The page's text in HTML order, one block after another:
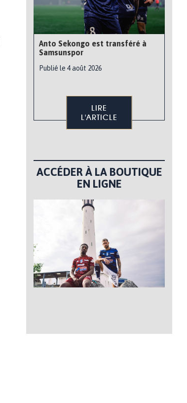
Anto Sekongo est transféré à
Samsunspor
Publié le 4 août 2026
LIRE
L'ARTICLE
ACCÉDER À LA BOUTIQUE
EN LIGNE